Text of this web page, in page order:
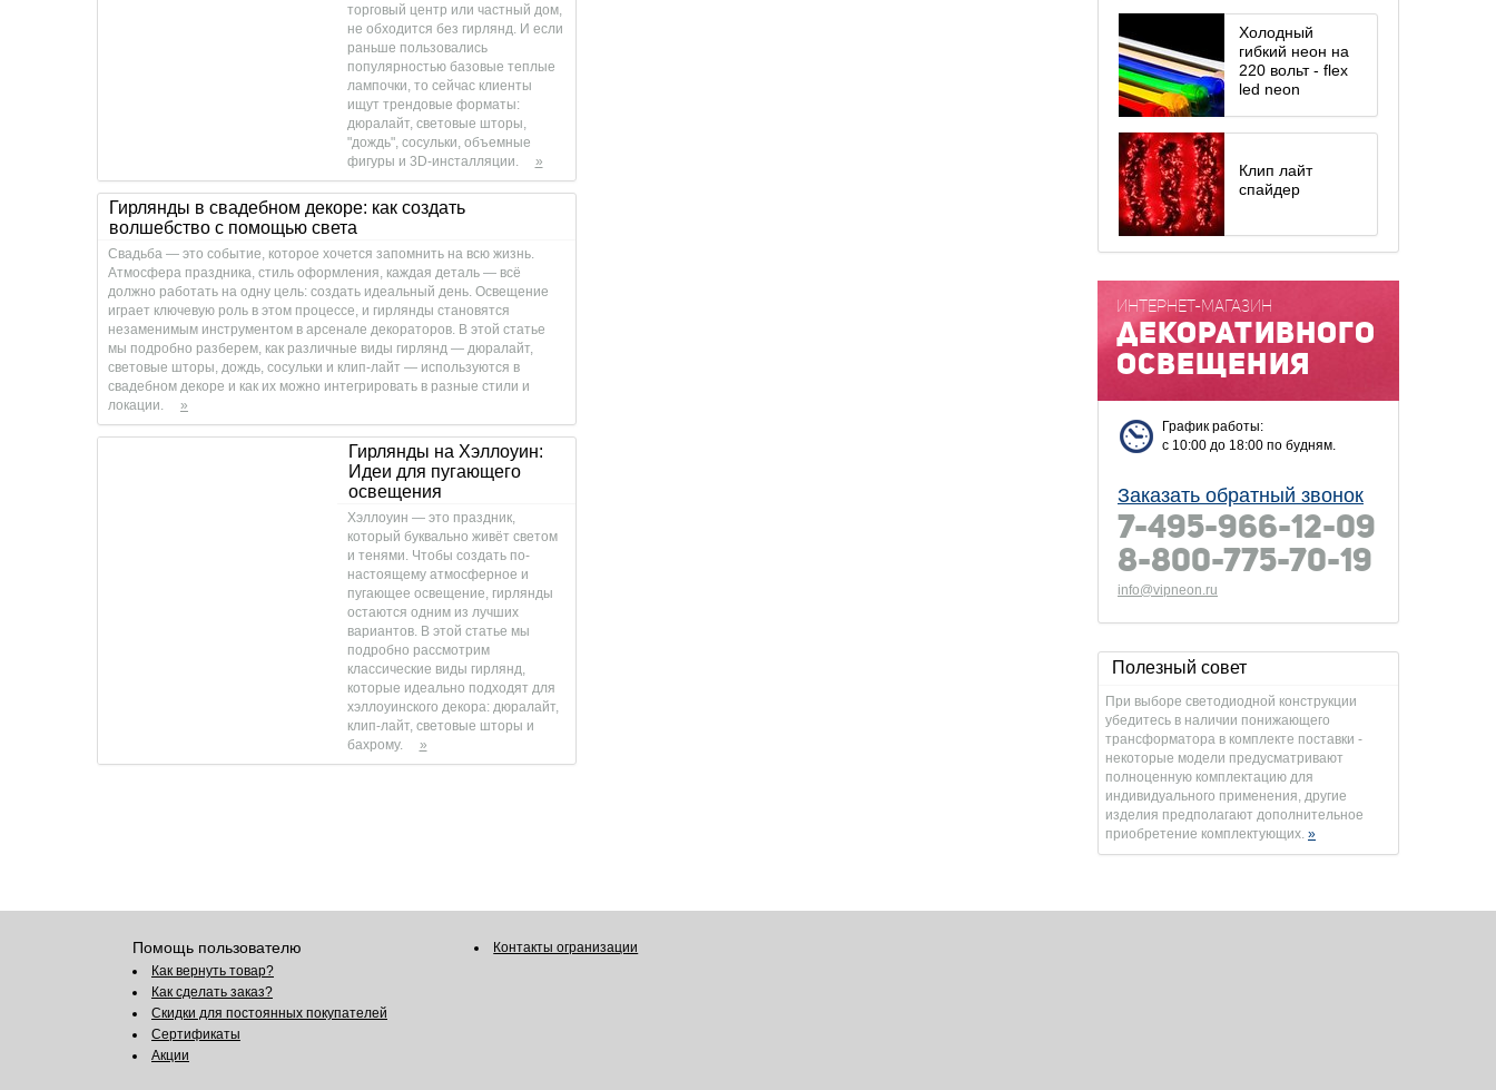
Холодный
гибкий неон на
220 вольт - flex
led neon
Клип лайт
спайдер
ИНТЕРНЕТ-МАГАЗИН
декоративного
освещения
График работы:
с 10:00 до 18:00 по будням.
Заказать обратный звонок
7-495-966-12-09
8-800-775-70-19
info@vipneon.ru
Полезный совет
При выборе светодиодной конструкции
убедитесь в наличии понижающего
трансформатора в комплекте поставки -
некоторые модели предусматривают
полноценную комплектацию для
индивидуального применения, другие
изделия предполагают дополнительное
приобретение комплектующих. »
торговый центр или частный дом,
не обходится без гирлянд. И если
раньше пользовались
популярностью базовые теплые
лампочки, то сейчас клиенты
ищут трендовые форматы:
дюралайт, световые шторы,
"дождь", сосульки, объемные
фигуры и 3D-инсталляции.
»
Гирлянды в свадебном декоре: как создать
волшебство с помощью света
Свадьба — это событие, которое хочется запомнить на всю жизнь.
Атмосфера праздника, стиль оформления, каждая деталь — всё
должно работать на одну цель: создать идеальный день. Освещение
играет ключевую роль в этом процессе, и гирлянды становятся
незаменимым инструментом в арсенале декораторов. В этой статье
мы подробно разберем, как различные виды гирлянд — дюралайт,
световые шторы, дождь, сосульки и клип-лайт — используются в
свадебном декоре и как их можно интегрировать в разные стили и
локации.
»
Гирлянды на Хэллоуин:
Идеи для пугающего
освещения
Хэллоуин — это праздник,
который буквально живёт светом
и тенями. Чтобы создать по-
настоящему атмосферное и
пугающее освещение, гирлянды
остаются одним из лучших
вариантов. В этой статье мы
подробно рассмотрим
классические виды гирлянд,
которые идеально подходят для
хэллоуинского декора: дюралайт,
клип-лайт, световые шторы и
бахрому.
»
Помощь пользователю
Как вернуть товар?
Как сделать заказ?
Скидки для постоянных покупателей
Сертификаты
Акции
Контакты огранизации